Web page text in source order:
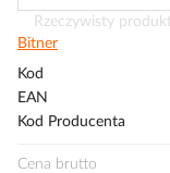
Przejdź
na
początek
Rzeczywisty
Bitner
Kod
EAN
Kod Producenta
Cena brutto